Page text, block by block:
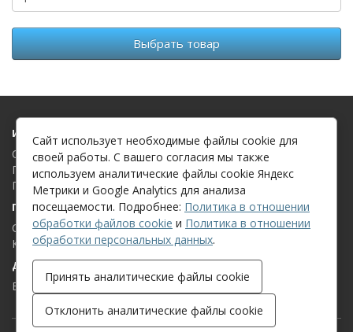
Выбрать товар
Информация
О компании
Политика в отношении обработки файлов cookie
Политика в отношении обработки персональных данных
Поддержка клиентов
Связаться с нами
Карта сайта
Дополнительно
Бренды
Сайт использует необходимые файлы cookie для
своей работы. С вашего согласия мы также
используем аналитические файлы cookie Яндекс
Метрики и Google Analytics для анализа
посещаемости. Подробнее: Политика в отношении
обработки файлов cookie и Политика в отношении
обработки персональных данных.
Принять аналитические файлы cookie
Отклонить аналитические файлы cookie